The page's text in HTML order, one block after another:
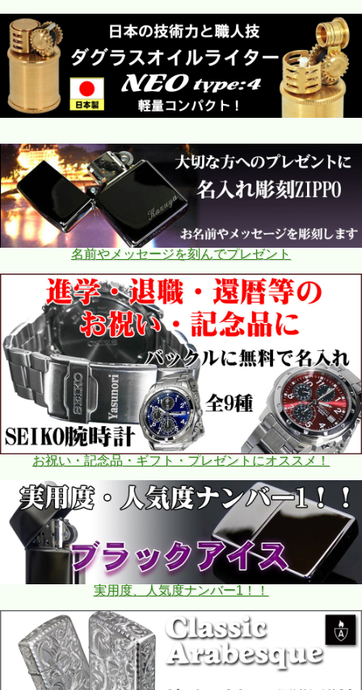
名前やメッセージを刻んでプレゼント
お祝い・記念品・ギフト・プレゼントにオススメ！
実用度、人気度ナンバー1！！